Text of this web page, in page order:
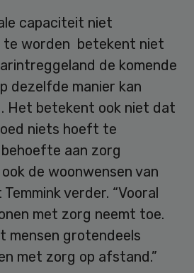
capaciteit niet
worden betekent niet
de komende
dezelfde manier kan
Het betekent ook niet dat
niets hoeft te
aan zorg
de woonwensen van
verder. “Vooral
met zorg neemt toe.
mensen grotendeels
met zorg op afstand.”